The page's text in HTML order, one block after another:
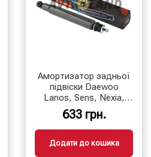
Амортизатор задньої
підвіски Daewoo
Lanos, Sens, Nexia,
Opel Astra (F) 91-98,
Kadett E масл.
633 грн.
Додати до кошика